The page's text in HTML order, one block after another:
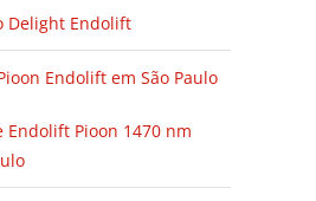
Delight Endolift
Endolift em São Paulo
Endolift Pioon 1470 nm